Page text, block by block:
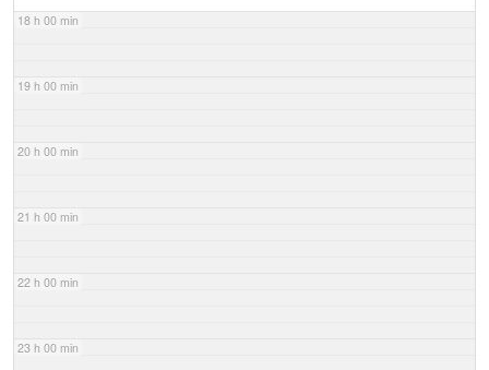
18 h 00 min
19 h 00 min
20 h 00 min
21 h 00 min
22 h 00 min
23 h 00 min